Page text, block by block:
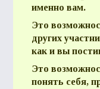
именно вам.
Это
других
как и вы
Это
понять себя,